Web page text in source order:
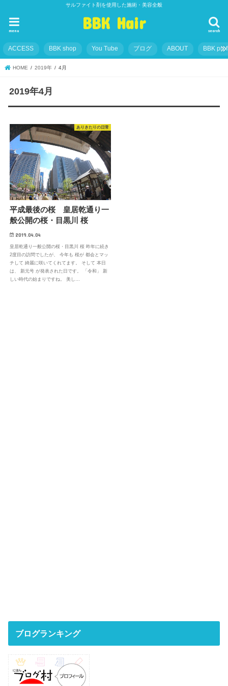
サルファイト剤を使用した施術・美容全般
BBK Hair search
menu
ACCESS BBK shop You Tube ブログ ABOUT BBK
HOME 2019年 4月
2019年4月
ありきたりの日常
平成最後の桜 皇居乾通り一
般公開の桜・目黒川 桜
2019.04.04
皇居乾通り一般公開の桜・目黒川 桜 昨年に続き
2度目の訪問でしたが、 今年も 桜が 都会とマッ
チして 綺麗に咲いてくれてます。 そして 本日
は、 新元号 が発表された日です。 「令和」 新
しい時代の始まりですね。 美し…
ブログランキング